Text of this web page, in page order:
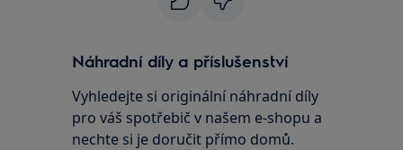
Náhradní díly a příslušenství
Vyhledejte si originální náhradní díly
pro váš spotřebič v našem e-shopu a
nechte si je doručit přímo domů.